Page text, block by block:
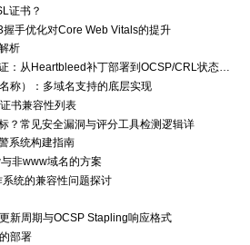
证书？
手优化对Core Web Vitals的提升
析
漏洞修复后SSL证书有效性验证：从Heartbleed补丁部署到OCSP/CRL状态检查的全链路确认方法
称）：多域名支持的底层实现
书兼容性列表
？常见安全漏洞与评分工具检测逻辑详
系统构建指南
非www域名的方案
系统的兼容性问题探讨
新周期与OCSP Stapling响应格式
部署